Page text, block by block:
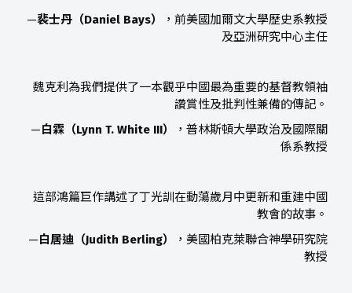
—裴士丹（Daniel Bays）
，前美國加爾文大學歷史系教授
及亞洲研究中心主任
魏克利為我們提供了一本觀乎中國最為重要的基督教領袖
讚賞性及批判性兼備的傳記。
—白霖（Lynn T. White III）
，普林斯頓大學政治及國際關
係系教授
這部鴻篇巨作講述了丁光訓在動蕩歲月中更新和重建中國
教會的故事。
—白居迪（Judith Berling）
，美國柏克萊聯合神學研究院
教授